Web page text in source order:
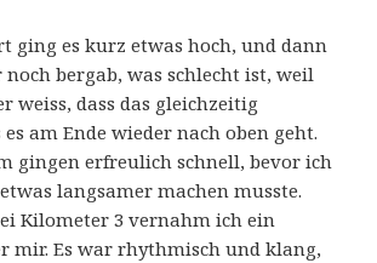
ging es kurz etwas hoch, und dann
bergab, was schlecht ist, weil
weiss, dass das gleichzeitig
es am Ende wieder nach oben geht.
gingen erfreulich schnell, bevor ich
langsamer machen musste.
Kilometer 3 vernahm ich ein
mir. Es war rhythmisch und klang,